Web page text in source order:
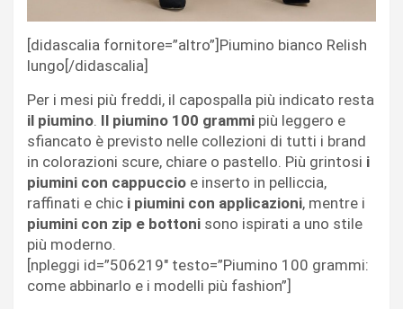
[didascalia fornitore=”altro”]Piumino bianco Relish
lungo[/didascalia]
Per i mesi più freddi, il capospalla più indicato resta
il piumino. Il piumino 100 grammi più leggero e
sfiancato è previsto nelle collezioni di tutti i brand
in colorazioni scure, chiare o pastello. Più grintosi i
piumini con cappuccio e inserto in pelliccia,
raffinati e chic i piumini con applicazioni, mentre i
piumini con zip e bottoni sono ispirati a uno stile
più moderno.
[npleggi id=”506219″ testo=”Piumino 100 grammi:
come abbinarlo e i modelli più fashion”]